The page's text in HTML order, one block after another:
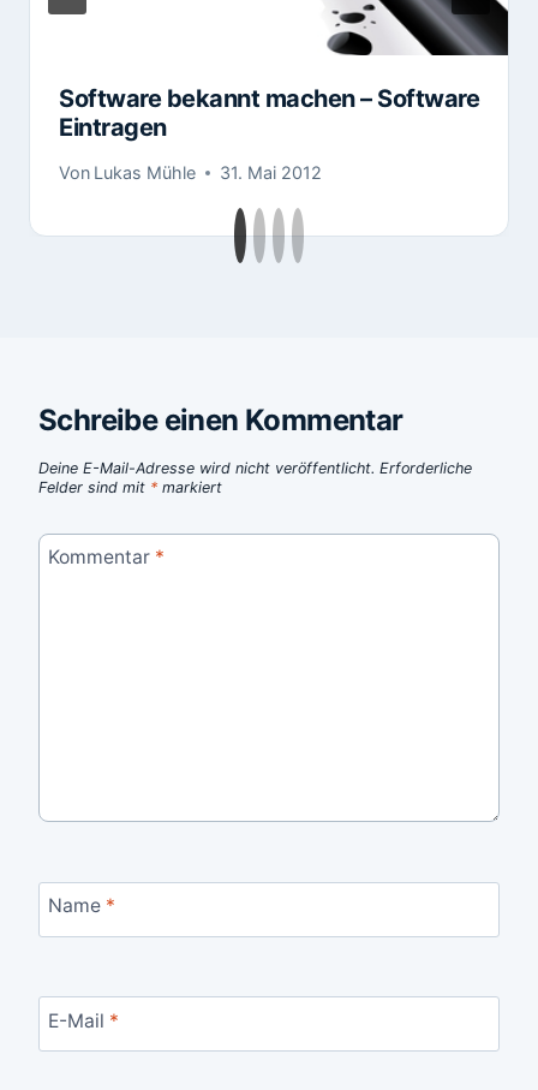
Software bekannt machen – Software
Eintragen
Von Lukas Mühle 31. Mai 2012
Schreibe einen Kommentar
Deine E-Mail-Adresse wird nicht veröffentlicht. Erforderliche
Felder sind mit * markiert
Kommentar *
Name *
E-Mail *